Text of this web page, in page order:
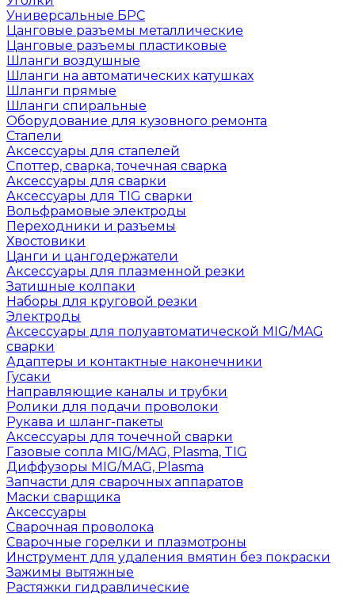
Универсальные БРС
Цанговые разъемы металлические
Цанговые разъемы пластиковые
Шланги воздушные
Шланги на автоматических катушках
Шланги прямые
Шланги спиральные
Оборудование для кузовного ремонта
Стапели
Аксессуары для стапелей
Споттер, сварка, точечная сварка
Аксессуары для сварки
Аксессуары для TIG сварки
Вольфрамовые электроды
Переходники и разъемы
Хвостовики
Цанги и цангодержатели
Аксессуары для плазменной резки
Затишные колпаки
Наборы для круговой резки
Электроды
Аксессуары для полуавтоматической MIG/MAG
сварки
Адаптеры и контактные наконечники
Гусаки
Направляющие каналы и трубки
Ролики для подачи проволоки
Рукава и шланг-пакеты
Аксессуары для точечной сварки
Газовые сопла MIG/MAG, Plasma, TIG
Диффузоры MIG/MAG, Plasma
Запчасти для сварочных аппаратов
Маски сварщика
Аксессуары
Сварочная проволока
Сварочные горелки и плазмотроны
Инструмент для удаления вмятин без покраски
Зажимы вытяжные
Растяжки гидравлические